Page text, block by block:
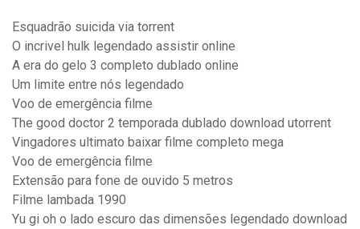
Esquadrão suicida via torrent
O incrivel hulk legendado assistir online
A era do gelo 3 completo dublado online
Um limite entre nós legendado
Voo de emergência filme
The good doctor 2 temporada dublado download utorrent
Vingadores ultimato baixar filme completo mega
Voo de emergência filme
Extensão para fone de ouvido 5 metros
Filme lambada 1990
Yu gi oh o lado escuro das dimensões legendado download